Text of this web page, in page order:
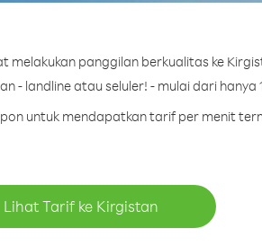
melakukan panggilan berkualitas ke
- landline atau seluler! - mulai dari hanya
untuk mendapatkan tarif per menit
Lihat Tarif ke Kirgistan